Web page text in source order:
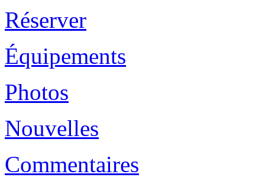
Réserver
Équipements
Photos
Nouvelles
Commentaires